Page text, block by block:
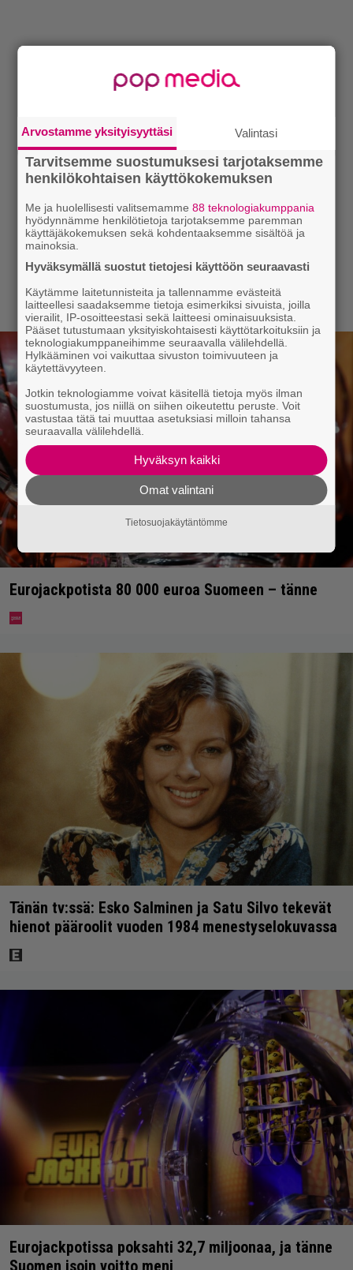
Eurojackpotista 80 000 euroa Suomeen – tänne
Tänän tv:ssä: Esko Salminen ja Satu Silvo tekevät
hienot pääroolit vuoden 1984 menestyselokuvassa
Eurojackpotissa poksahti 32,7 miljoonaa, ja tänne
Arvostamme yksityisyyttäsi Valintasi
Tarvitsemme suostumuksesi tarjotaksemme
henkilökohtaisen käyttökokemuksen
Me ja huolellisesti valitsemamme88 teknologiakumppania
hyödynnämme henkilötietoja tarjotaksemme paremman
käyttäjäkokemuksen sekä kohdentaaksemme sisältöä ja
mainoksia.
Hyväksymällä suostut tietojesi käyttöön seuraavasti
Käytämme laitetunnisteita ja tallennamme evästeitä
laitteellesi saadaksemme tietoja esimerkiksi sivuista, joilla
vierailit, IP-osoitteestasi sekä laitteesi ominaisuuksista.
Pääset tutustumaan yksityiskohtaisesti käyttötarkoituksiin ja
teknologiakumppaneihimme seuraavalla välilehdellä.
Hylkääminen voi vaikuttaa sivuston toimivuuteen ja
käytettävyyteen.
Jotkin teknologiamme voivat käsitellä tietoja myös ilman
suostumusta, jos niillä on siihen oikeutettu peruste. Voit
vastustaa tätä tai muuttaa asetuksiasi milloin tahansa
seuraavalla välilehdellä.
Hyväksyn kaikki
Omat valintani
Tietosuojakäytäntömme